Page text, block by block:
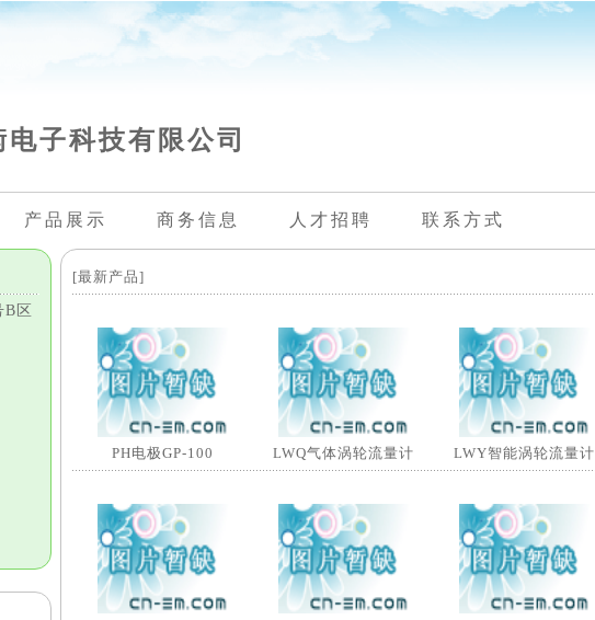
子科技有限公司
产品展示 商务信息 人才招聘 联系方式
区
[最新产品]
PH电极GP-100 LWQ气体涡轮流量计 LWY智能涡轮流量计